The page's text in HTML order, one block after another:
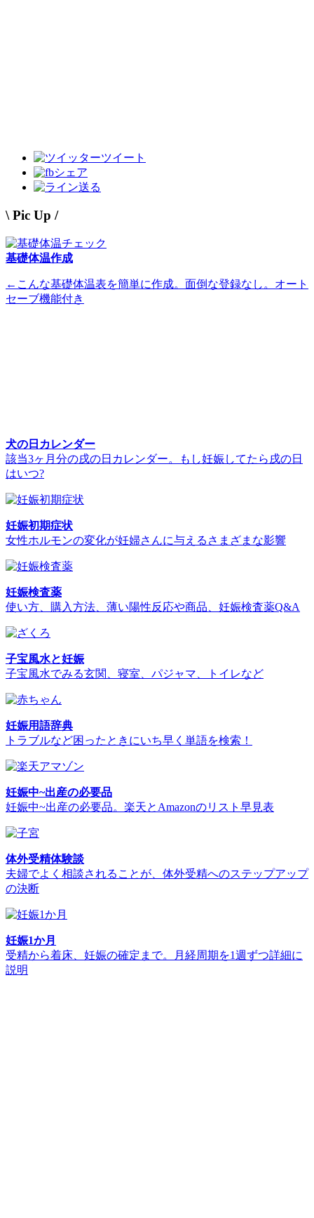
ツイート
シェア
送る
\ Pic Up /
基礎体温作成
←こんな基礎体温表を簡単に作成。面倒な登録なし。オート
セーブ機能付き
犬の日カレンダー
該当3ヶ月分の戌の日カレンダー。もし妊娠してたら戌の日
はいつ?
妊娠初期症状
女性ホルモンの変化が妊婦さんに与えるさまざまな影響
妊娠検査薬
使い方、購入方法、薄い陽性反応や商品、妊娠検査薬Q&A
子宝風水と妊娠
子宝風水でみる玄関、寝室、パジャマ、トイレなど
妊娠用語辞典
トラブルなど困ったときにいち早く単語を検索！
妊娠中~出産の必要品
妊娠中~出産の必要品。楽天とAmazonのリスト早見表
体外受精体験談
夫婦でよく相談されることが、体外受精へのステップアップ
の決断
妊娠1か月
受精から着床、妊娠の確定まで。月経周期を1週ずつ詳細に
説明